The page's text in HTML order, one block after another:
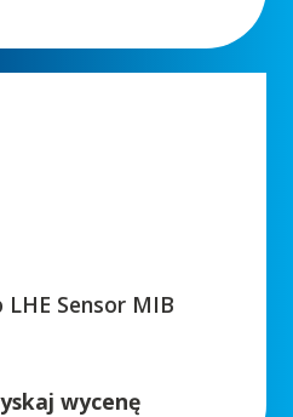
LHE Sensor MIB
wycenę